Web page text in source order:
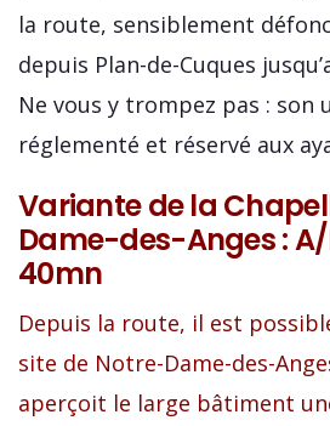
la route, sensiblement
depuis Plan-de-Cuques
Ne vous y trompez pas : son
réglementé et réservé aux
Variante de la
Dame-des-Anges :
40mn
Depuis la route, il est
site de Notre-Dame-des-
aperçoit le large bâtiment